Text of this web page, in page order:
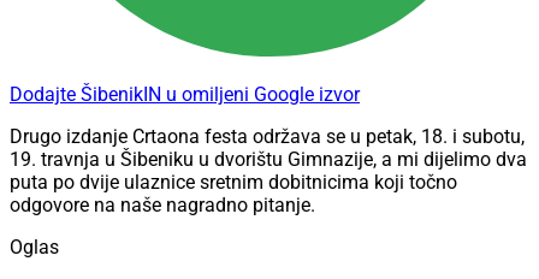
Dodajte ŠibenikIN u omiljeni Google izvor
Drugo izdanje Crtaona festa održava se u petak, 18. i subotu,
19. travnja u Šibeniku u dvorištu Gimnazije, a mi dijelimo dva
puta po dvije ulaznice sretnim dobitnicima koji točno
odgovore na naše nagradno pitanje.
Oglas